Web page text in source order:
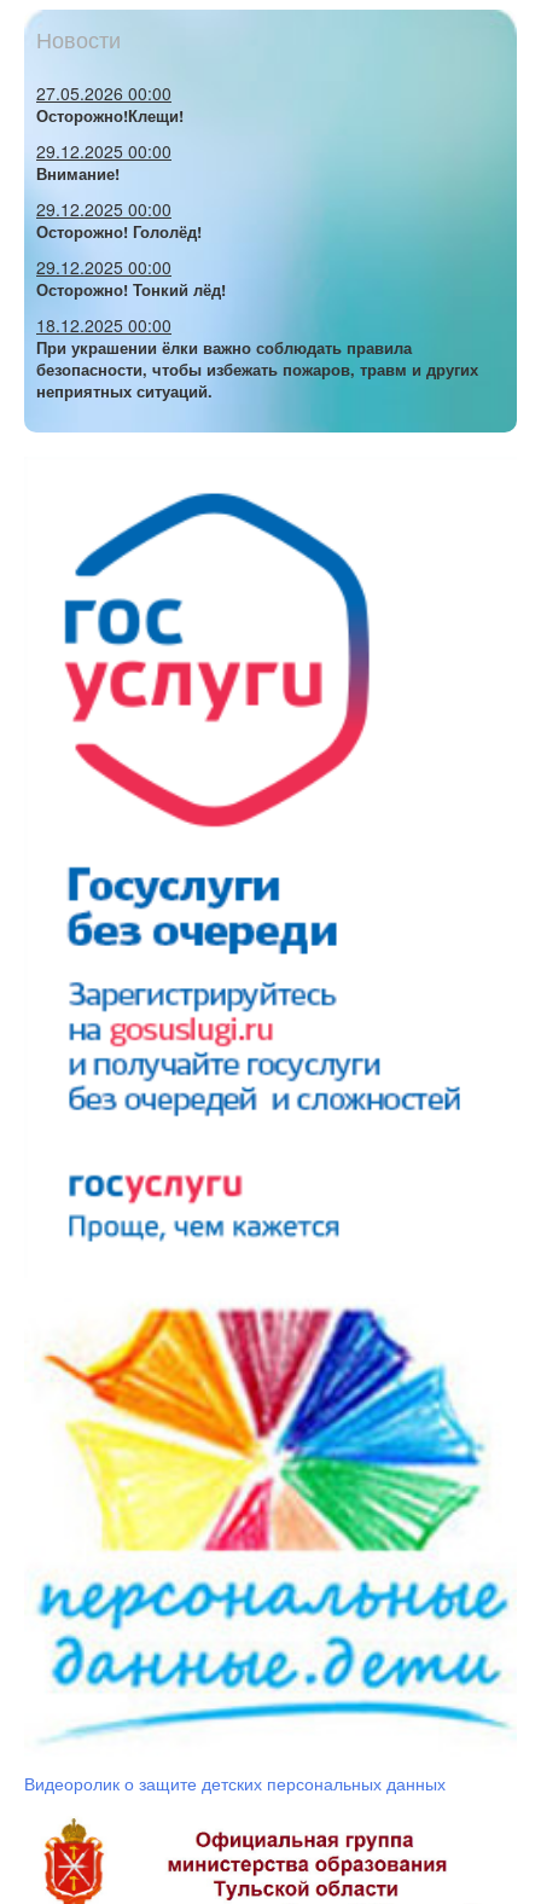
Новости
27.05.2026 00:00
Осторожно!Клещи!
29.12.2025 00:00
Внимание!
29.12.2025 00:00
Осторожно! Гололёд!
29.12.2025 00:00
Осторожно! Тонкий лёд!
18.12.2025 00:00
При украшении ёлки важно соблюдать правила
безопасности, чтобы избежать пожаров, травм и других
неприятных ситуаций.
Видеоролик о защите детских персональных данных